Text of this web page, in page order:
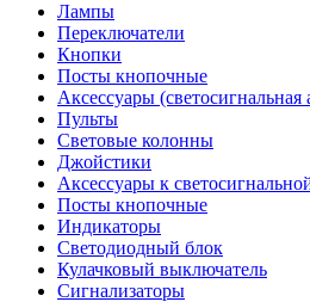
Лампы
Переключатели
Кнопки
Посты кнопочные
Аксессуары (светосигнальная
Пульты
Световые колонны
Джойстики
Аксессуары к
Посты кнопочные
Индикаторы
Светодиодный блок
Кулачковый выключатель
Сигнализаторы